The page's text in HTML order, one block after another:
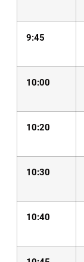
9:45
10:00
10:20
10:30
10:40